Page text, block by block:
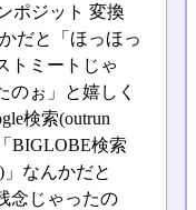
ポジット 変換
だと「ほっほっ
トミートじゃ
のぉ」と嬉しく
検索(outrun
BIGLOBE検索
なんかだと
念じゃったの